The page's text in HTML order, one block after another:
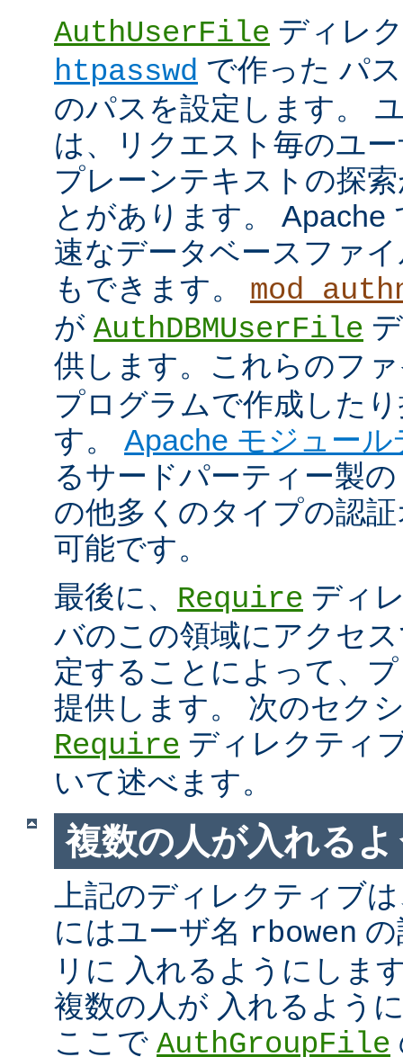
AuthUserFile ディレ
htpasswd で作った パ
のパスを設定します。
は、リクエスト毎のユ
プレーンテキストの探
とがあります。 Apache
速なデータベースファ
もできます。
が AuthDBMUserFile
供します。これらのフ
プログラムで作成した
す。 Apache モジュー
るサードパーティー製
の他多くのタイプの認
可能です。
最後に、 Require ディ
バのこの領域にアクセ
定することによって、
提供します。 次のセク
Require ディレクティ
いて述べます。
複数の人が入れる
上記のディレクティブ
にはユーザ名 rbowen
リに 入れるようにしま
複数の人が 入れるよう
ここで AuthGroupFile